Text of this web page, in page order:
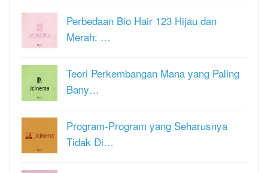
Perbedaan Bio Hair 123 Hijau dan
Merah: …
Teori Perkembangan Mana yang Paling
Bany…
Program-Program yang Seharusnya
Tidak Di…